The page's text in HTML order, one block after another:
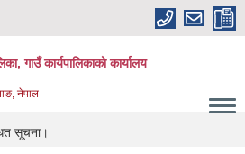
गाउँ कार्यपालिकाको कार्यालय
नेपाल
सूचना।